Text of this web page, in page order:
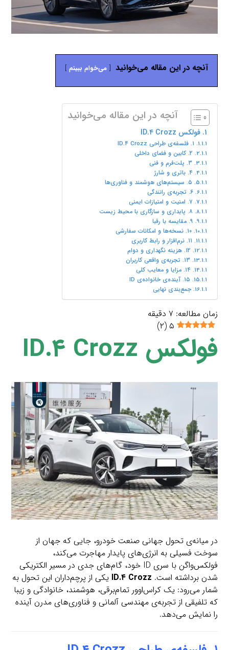
آنچه در این مقاله می‌خوانید می‌خوام ببینم
آنچه در این مقاله می‌خوانید
فولکس ID.۴ Crozz
۱. فلسفه‌ی طراحی ID.۴ Crozz
۲. کابین و فضای داخلی
۳. پلت‌فرم و فنی
۴. باتری و شارژ
۵. سیستم‌های هوشمند و فناوری‌ها
۶. تجربه‌ی رانندگی
۷. امنیت و امتیازات ایمنی
۸. پایداری و سازگاری با محیط زیست
۹. مقایسه با رقبا
۱۰. نسخه‌ها و امکانات سفارشی
۱۱. نرم‌افزار و رابط کاربری
۱۲. هزینه نگهداری و دوام
۱۳. تجربه‌ی واقعی کاربران
۱۴. مزایا و معایب کلی
۱۵. آینده‌ی خانواده‌ی ID
جمع‌بندی نهایی
زمان مطالعه: ۷ دقیقه
۵ (۲)
فولکس ID.۴ Crozz
در میانه‌ی تحول جهانی صنعت خودرو، جایی که جهان از
سوخت فسیلی به انرژی‌های پایدار مهاجرت می‌کند،
فولکس‌واگن با سری ID خود، گام‌های جدی در مسیر الکتریکی
شدن برداشته است. ID.۴ Crozz یکی از پرچم‌داران این تحول به
شمار می‌رود: یک کراس‌اوور تمام‌برقی، هوشمند، خانوادگی و زیبا
که تلفیقی از تجربه‌ی مهندسی آلمانی و فناوری‌های مدرن آینده
را نمایش می‌دهد.